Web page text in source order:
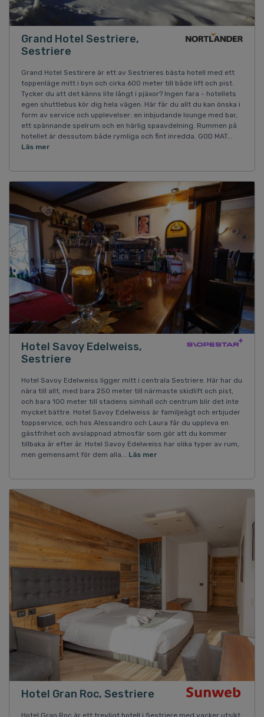
Grand Hotel Sestriere,
Sestriere
Grand Hotel Sestirere är ett av Sestrieres bästa hotell med ett
toppenläge mitt i byn och cirka 600 meter till både lift och pist.
Tycker du att det känns lite långt i pjäxor? Ingen fara - hotellets
egen shuttlebus kör dig hela vägen. Här får du allt du kan önska i
form av service och upplevelser: en inbjudande lounge med bar,
ett spännande spelrum och en härlig spaavdelning. Rummen på
hotellet är dessutom både rymliga och fint inredda. GOD MAT...
Läs mer
Hotel Savoy Edelweiss,
Sestriere
Hotel Savoy Edelweiss ligger mitt i centrala Sestriere. Här har du
nära till allt, med bara 250 meter till närmaste skidlift och pist,
och bara 100 meter till stadens simhall och centrum blir det inte
mycket bättre. Hotel Savoy Edelweiss är familjeägt och erbjuder
toppservice, och hos Alessandro och Laura får du uppleva en
gästfrihet och avslappnad atmosfär som gör att du kommer
tillbaka år efter år. Hotel Savoy Edelweiss har olika typer av rum,
men gemensamt för dem alla... Läs mer
Hotel Gran Roc, Sestriere
Hotel Gran Roc är ett trevligt hotell i Sestriere med vacker utsikt